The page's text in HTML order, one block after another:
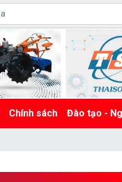
Chính sách Đào tạo -